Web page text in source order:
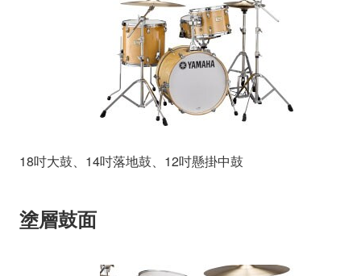
18吋大鼓、14吋落地鼓、12吋懸掛中鼓
塗層鼓面